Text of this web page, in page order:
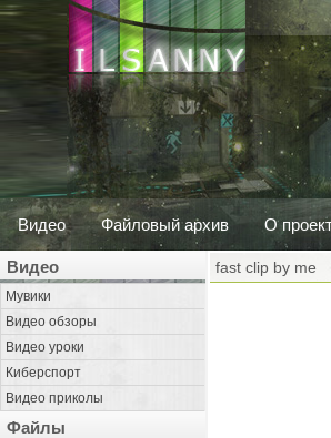
Видео Файловый архив О
Видео
Мувики
Видео обзоры
Видео уроки
Киберспорт
Видео приколы
Файлы
fast clip by me